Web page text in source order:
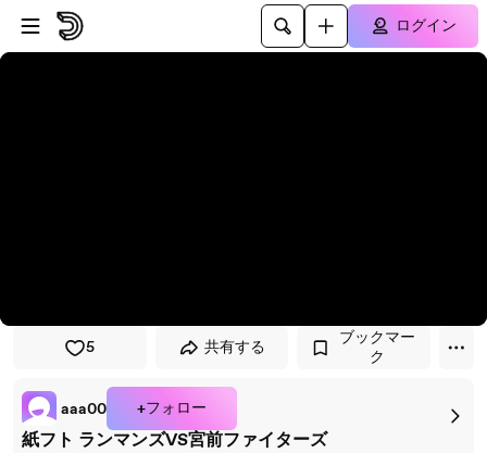
プレイヤーにスキップ
メインコンテンツにスキップ
ログイン
5 共有する
ブックマー
ク
aaa00 +フォロー
紙フト ランマンズVS宮前ファイターズ